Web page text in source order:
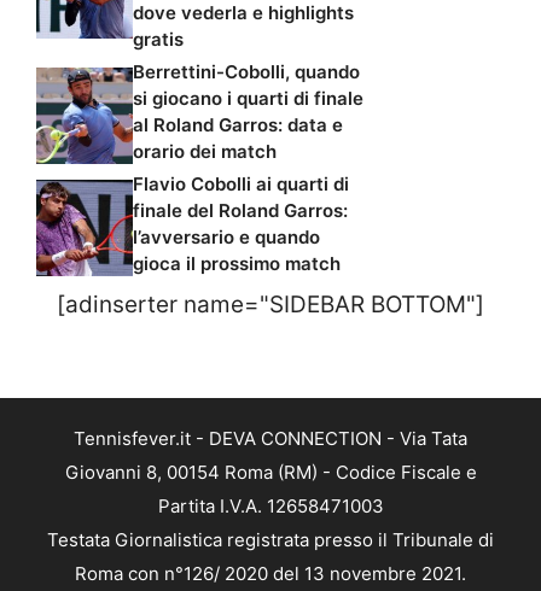
dove vederla e highlights
gratis
Berrettini-Cobolli, quando
si giocano i quarti di finale
al Roland Garros: data e
orario dei match
Flavio Cobolli ai quarti di
finale del Roland Garros:
l’avversario e quando
gioca il prossimo match
[adinserter name="SIDEBAR BOTTOM"]
Tennisfever.it - DEVA CONNECTION - Via Tata
Giovanni 8, 00154 Roma (RM) - Codice Fiscale e
Partita I.V.A. 12658471003
Testata Giornalistica registrata presso il Tribunale di
Roma con n°126/ 2020 del 13 novembre 2021.